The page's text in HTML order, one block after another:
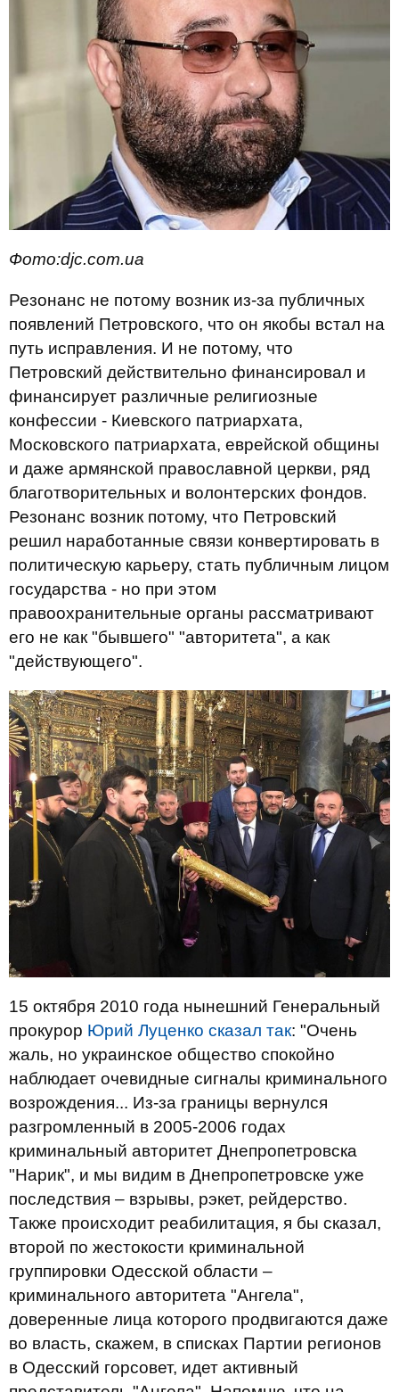
Фото:djc.com.ua
Резонанс не потому возник из-за публичных
появлений Петровского, что он якобы встал на
путь исправления. И не потому, что
Петровский действительно финансировал и
финансирует различные религиозные
конфессии - Киевского патриархата,
Московского патриархата, еврейской общины
и даже армянской православной церкви, ряд
благотворительных и волонтерских фондов.
Резонанс возник потому, что Петровский
решил наработанные связи конвертировать в
политическую карьеру, стать публичным лицом
государства - но при этом
правоохранительные органы рассматривают
его не как "бывшего" "авторитета", а как
"действующего".
15 октября 2010 года нынешний Генеральный
прокурор Юрий Луценко сказал так: "Очень
жаль, но украинское общество спокойно
наблюдает очевидные сигналы криминального
возрождения... Из-за границы вернулся
разгромленный в 2005-2006 годах
криминальный авторитет Днепропетровска
"Нарик", и мы видим в Днепропетровске уже
последствия – взрывы, рэкет, рейдерство.
Также происходит реабилитация, я бы сказал,
второй по жестокости криминальной
группировки Одесской области –
криминального авторитета "Ангела",
доверенные лица которого продвигаются даже
во власть, скажем, в списках Партии регионов
в Одесский горсовет, идет активный